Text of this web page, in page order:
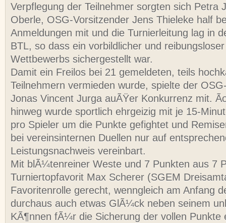
Verpflegung der Teilnehmer sorgten sich Petra
Oberle, OSG-Vorsitzender Jens Thieleke half
Anmeldungen mit und die Turnierleitung lag in
BTL, so dass ein vorbildlicher und
Wettbewerbs sichergestellt war.
Damit ein Freilos bei 21 gemeldeten, teils
Teilnehmern vermieden wurde, spielte der
Jonas Vincent Jurga auÃŸer Konkurrenz mit.
hinweg wurde sportlich ehrgeizig mit je 15-
pro Spieler um die Punkte gefightet und
bei vereinsinternen Duellen nur auf
Leistungsnachweis vereinbart.
Mit blÃ¼tenreiner Weste und 7 Punkten aus 7
Turniertopfavorit Max Scherer (SGEM
Favoritenrolle gerecht, wenngleich am Anfang
durchaus auch etwas GlÃ¼ck neben seinem
KÃ¶nnen fÃ¼r die Sicherung der vollen Punkte